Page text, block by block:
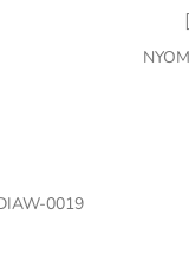
0019